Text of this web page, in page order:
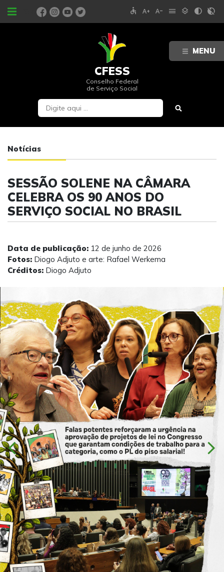
MENU
PORTAIS accessible text_increase text_decrease menu layers contrast contrast_rtl_off
CFESS
Conselho Federal
de Serviço Social
Notícias
SESSÃO SOLENE NA CÂMARA
CELEBRA OS 90 ANOS DO
SERVIÇO SOCIAL NO BRASIL
Data de publicação: 12 de junho de 2026
Fotos: Diogo Adjuto e arte: Rafael Werkema
Créditos: Diogo Adjuto
chevron_left chevron_right